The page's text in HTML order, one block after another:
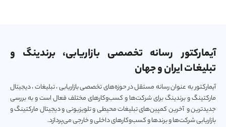
آیمارکتور رسانه تخصصی بازاریابی، برندینگ و
تبلیغات ایران و جهان
آیمارکتور به عنوان رسانه مستقل در حوزه‌های تخصصی بازاریابی ، تبلیغات ، دیجیتال
مارکتینگ و برندینگ برای شرکت‌ها و کسب‌و‌کارهای مختلف فعال است و به بررسی
جدیدترین و آخرین کمپین‌های تبلیغات محیطی و تلویزیونی و دیجیتال مارکتینگ و
بازاریابی شرکت‌ها و برندها و کسب‌و‌کارهای داخلی و خارجی می‌پردازد.